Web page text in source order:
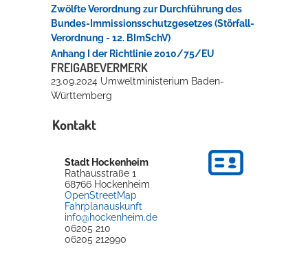
Zwölfte Verordnung zur Durchführung des
Bundes-Immissionsschutzgesetzes (Störfall-
Verordnung - 12. BImSchV)
Anhang I der Richtlinie 2010/75/EU
FREIGABEVERMERK
23.09.2024 Umweltministerium Baden-
Württemberg
Kontakt
Stadt Hockenheim
Rathausstraße 1
68766 Hockenheim
OpenStreetMap
Fahrplanauskunft
info@hockenheim.de
06205 210
06205 212990